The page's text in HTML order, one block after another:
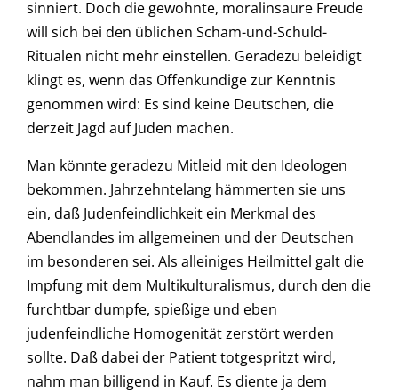
sinniert. Doch die gewohnte, moralinsaure Freude
will sich bei den üblichen Scham-und-Schuld-
Ritualen nicht mehr einstellen. Geradezu beleidigt
klingt es, wenn das Offenkundige zur Kenntnis
genommen wird: Es sind keine Deutschen, die
derzeit Jagd auf Juden machen.
Man könnte geradezu Mitleid mit den Ideologen
bekommen. Jahrzehntelang hämmerten sie uns
ein, daß Judenfeindlichkeit ein Merkmal des
Abendlandes im allgemeinen und der Deutschen
im besonderen sei. Als alleiniges Heilmittel galt die
Impfung mit dem Multikulturalismus, durch den die
furchtbar dumpfe, spießige und eben
judenfeindliche Homogenität zerstört werden
sollte. Daß dabei der Patient totgespritzt wird,
nahm man billigend in Kauf. Es diente ja dem